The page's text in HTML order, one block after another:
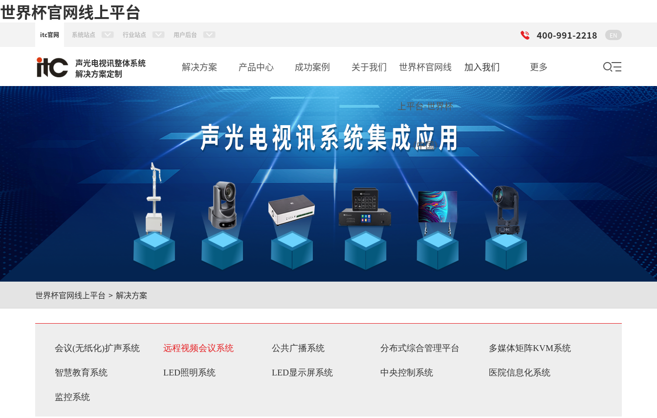
世界杯官网线上平台
itc官网 系统站点 行业站点 用户后台 400-991-2218 EN
声光电视讯整体系统
解决方案定制
解决方案 产品中心 成功案例 关于我们 世界杯官网线
上平台-世界杯
（中国）
加入我们 更多
世界杯官网线上平台 > 解决方案
会议(无纸化)扩声系统 远程视频会议系统 公共广播系统 分布式综合管理平台 多媒体矩阵KVM系统
智慧教育系统 LED照明系统 LED显示屏系统 中央控制系统 医院信息化系统
监控系统